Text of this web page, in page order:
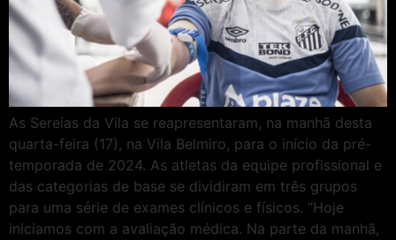
As Sereias da Vila se reapresentaram, na manhã desta
quarta-feira (17), na Vila Belmiro, para o início da pré-
temporada de 2024. As atletas da equipe profissional e
das categorias de base se dividiram em três grupos
para uma série de exames clínicos e físicos. “Hoje
iniciamos com a avaliação médica. Na parte da manhã,